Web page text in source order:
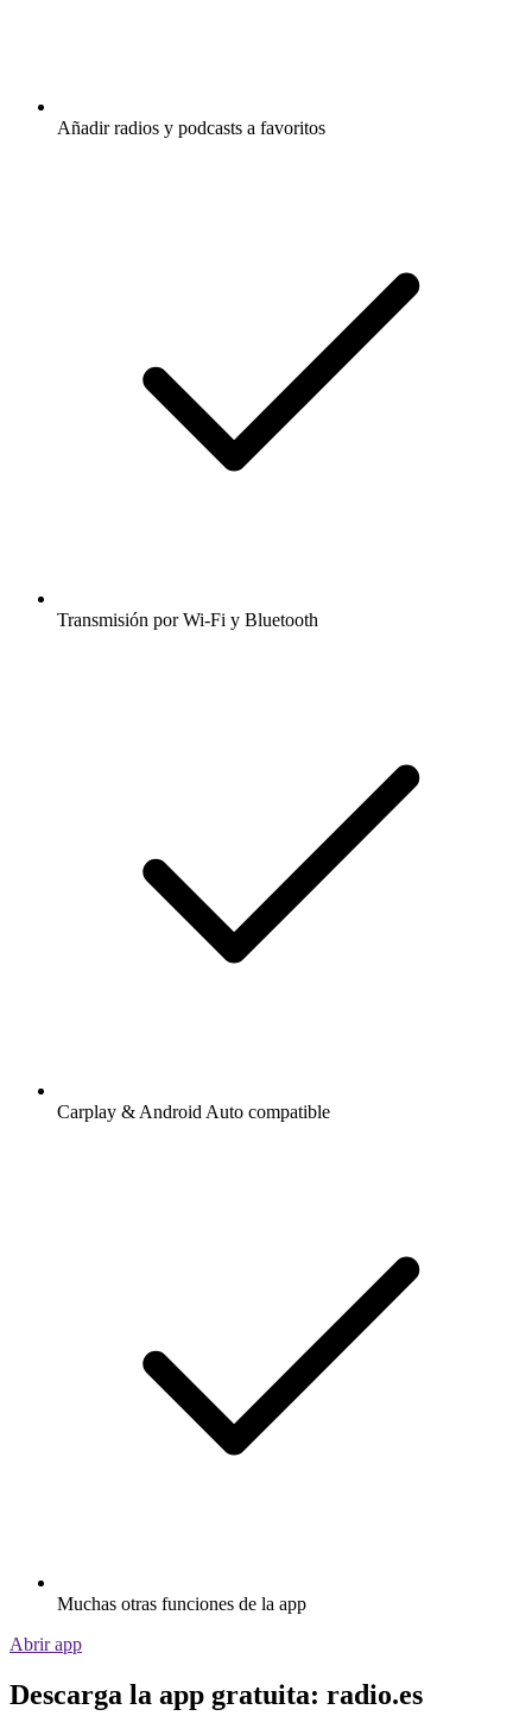
Añadir radios y podcasts a favoritos
Transmisión por Wi-Fi y Bluetooth
Carplay & Android Auto compatible
Muchas otras funciones de la app
Abrir app
Descarga la app gratuita: radio.es